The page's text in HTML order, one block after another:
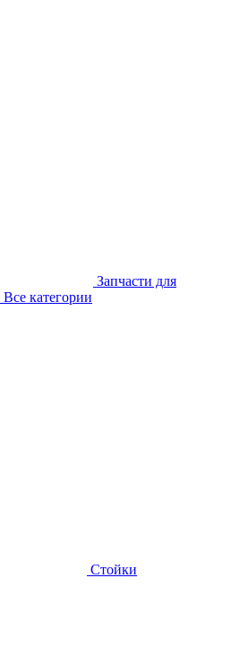
Запчасти для
Все категории
Стойки